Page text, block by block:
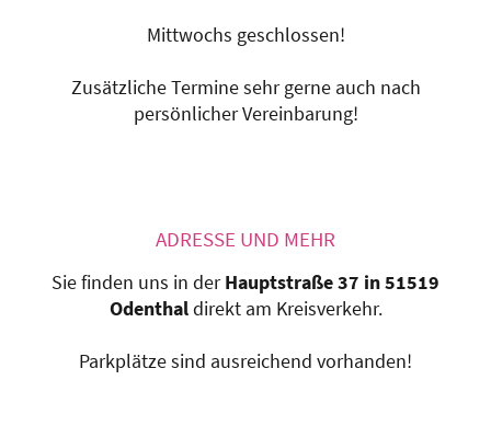
Mittwochs geschlossen!
Zusätzliche Termine sehr gerne auch nach
persönlicher Vereinbarung!
ADRESSE UND MEHR
Sie finden uns in derHauptstraße 37 in 51519
Odenthaldirekt am Kreisverkehr.
Parkplätze sind ausreichend vorhanden!